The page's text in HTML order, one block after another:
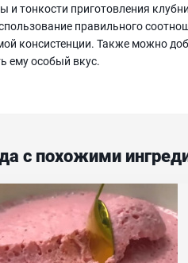
и тонкости приготовления
правильного
консистенции. Также можно
ему особый вкус.
с похожими